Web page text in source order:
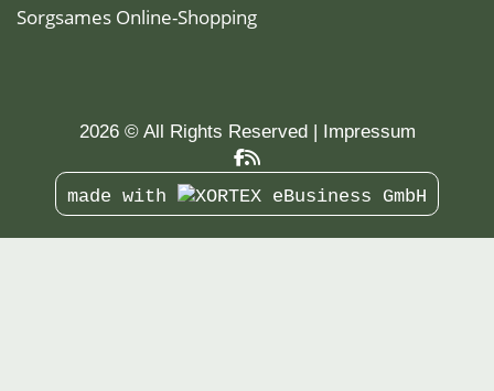
Sorgsames Online-Shopping
2026 © All Rights Reserved Impressum
made with